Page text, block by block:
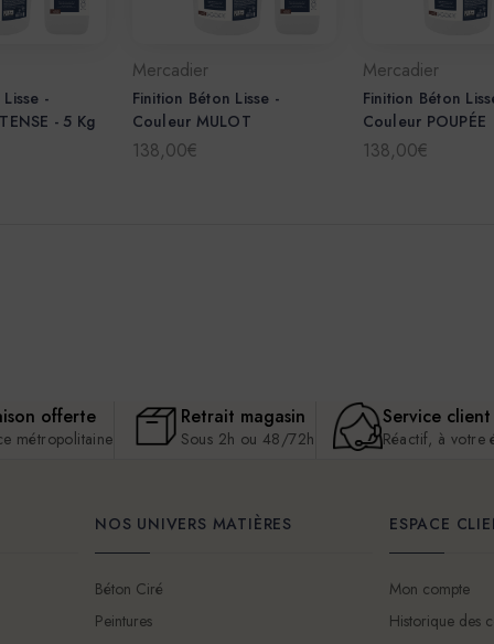
-
- 5 Kg
Mercadier
Finition Béton Lisse -
Couleur MULOT
138,00€
Mercadier
Finition Béton
Couleur POUPÉE
138,00€
offerte
métropolitaine
Retrait magasin
Sous 2h ou 48/72h
Service client
Réactif, à votre
NOS UNIVERS MATIÈRES
Béton Ciré
Peintures
ESPACE
Mon compte
Historique des